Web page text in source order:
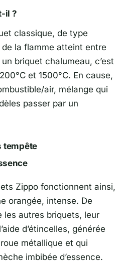
il ?
classique, de type
la flamme atteint entre
briquet chalumeau, c’est
et 1500°C. En cause,
air, mélange qui
passer par un
tempête
Zippo fonctionnent ainsi,
orangée, intense. De
les autres briquets, leur
d’étincelles, générée
métallique et qui
imbibée d’essence.